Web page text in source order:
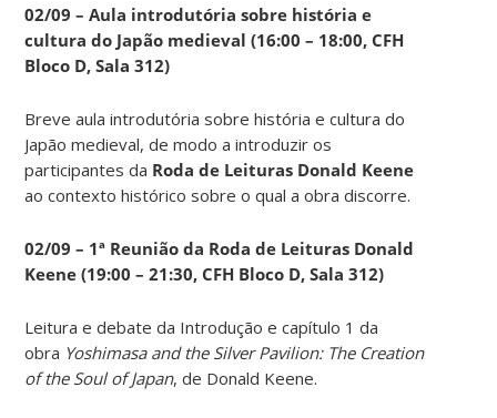
02/09 – Aula introdutória sobre história e
cultura do Japão medieval (16:00 – 18:00, CFH
Bloco D, Sala 312)
Breve aula introdutória sobre história e cultura do
Japão medieval, de modo a introduzir os
participantes da Roda de Leituras Donald Keene
ao contexto histórico sobre o qual a obra discorre.
02/09 – 1ª Reunião da Roda de Leituras Donald
Keene (19:00 – 21:30, CFH Bloco D, Sala 312)
Leitura e debate da Introdução e capítulo 1 da
obra Yoshimasa and the Silver Pavilion: The Creation
of the Soul of Japan, de Donald Keene.